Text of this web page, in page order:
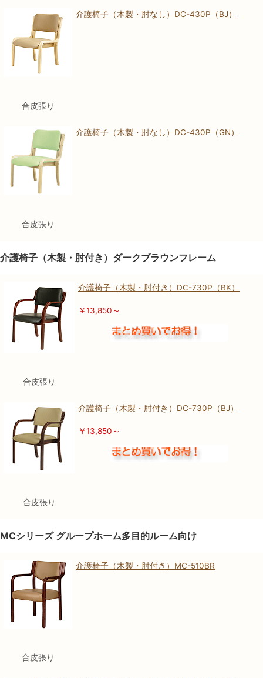
合皮張り
介護椅子（木製・肘なし）DC-430P（BJ）
合皮張り
介護椅子（木製・肘なし）DC-430P（GN）
介護椅子（木製・肘付き）ダークブラウンフレーム
合皮張り
介護椅子（木製・肘付き）DC-730P（BK）
￥13,850～
合皮張り
介護椅子（木製・肘付き）DC-730P（BJ）
￥13,850～
MCシリーズ グループホーム多目的ルーム向け
合皮張り
介護椅子（木製・肘付き）MC-510BR